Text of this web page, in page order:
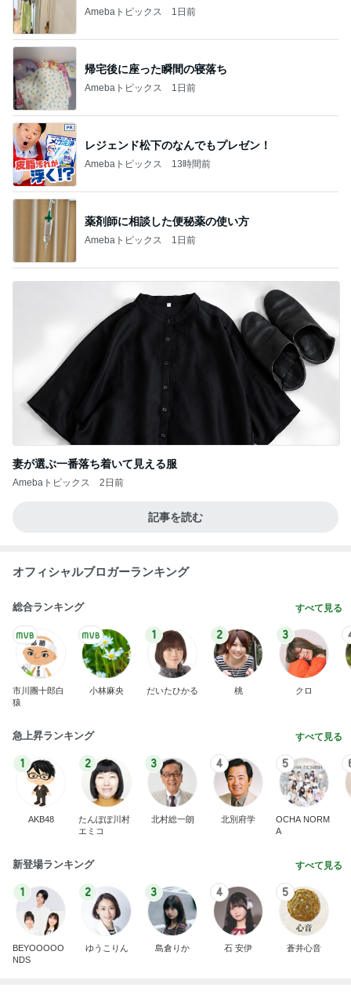
Amebaトピックス 1日前
帰宅後に座った瞬間の寝落ち
Amebaトピックス 1日前
レジェンド松下のなんでもプレゼン！
Amebaトピックス 13時間前
薬剤師に相談した便秘薬の使い方
Amebaトピックス 1日前
妻が選ぶ一番落ち着いて見える服
Amebaトピックス 2日前
記事を読む
オフィシャルブロガーランキング
総合ランキング すべて見る
市川團十郎白
猿
小林麻央
1
だいたひかる
2
桃
3
クロ
急上昇ランキング すべて見る
1
AKB48
2
たんぽぽ川村
エミコ
3
北村総一朗
4
北別府学
5
OCHA NORM
A
新登場ランキング すべて見る
1
BEYOOOOO
NDS
2
ゆうこりん
3
島倉りか
4
石 安伊
5
蒼井心音